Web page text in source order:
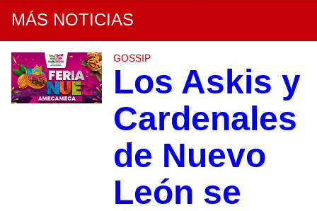
MÁS NOTICIAS
GOSSIP
Los Askis y
Cardenales
de Nuevo
León se